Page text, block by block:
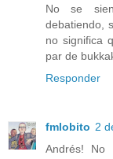
No se
debatiendo,
no significa
par de
Responder
fmlobito 2
Andrés! No